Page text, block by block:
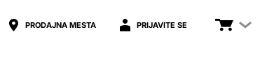
PRODAJNA MESTA PRIJAVITE SE